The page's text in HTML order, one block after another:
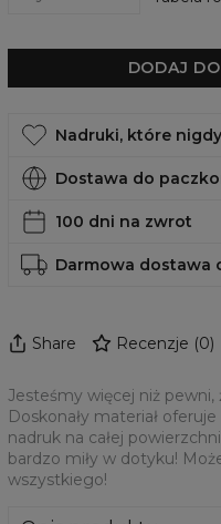
DODAJ
Nadruki, które
Dostawa do
100 dni na zwrot
Darmowa dostawa
Share Recenzje (0)
Jesteśmy więcej niż
Doskonały materiał
nadruk na całej
bardzo miły w dotyku!
wszystkiego!